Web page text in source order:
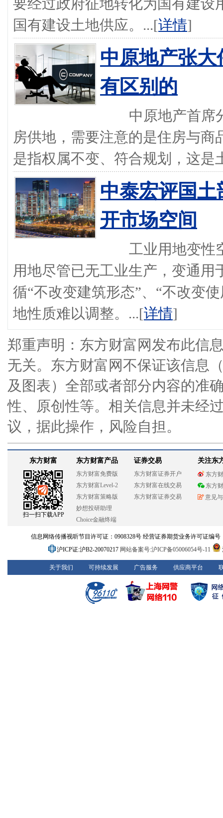
要经过政府征地转化为国有建设
国有建设土地供应。...[详情]
中原地产张
有区别的
中原地产首席分
房供地，需要注意的是住房与
是指权属不变、符合规划，这是
中泰宏评国
开市场空间
工业用地变性空
用地尽管已无工业生产，变通
循“不改变建筑形态”、“不改变
地性质难以调整。...[详情]
郑重声明：东方财富网发布此信
无关。东方财富网不保证该信息
及图表）全部或者部分内容的准
性、原创性等。相关信息并未经
议，据此操作，风险自担。
东方财富
扫一扫下载APP
东方财富产品
东方财富免费版
东方财富Level-2
东方财富策略版
妙想投研助理
Choice金融终端
证券交易
东方财富证券开户
东方财富在线交易
东方财富证券交易
关注东
东方
东方
意见
信息网络传播视听节目许可证：0908328号 经营证券期货业务许可证编号
沪ICP证:沪B2-20070217 网站备案号:沪ICP备05006054号-11
关于我们 可持续发展 广告服务 供应商平台